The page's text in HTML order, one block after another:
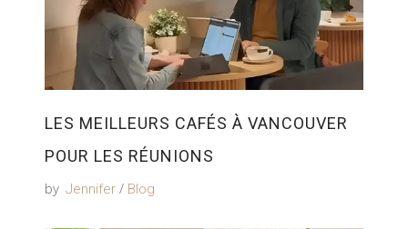
LES MEILLEURS CAFÉS À VANCOUVER
POUR LES RÉUNIONS
by Jennifer Blog